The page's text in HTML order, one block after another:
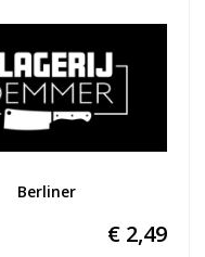
Berliner
€ 2,49